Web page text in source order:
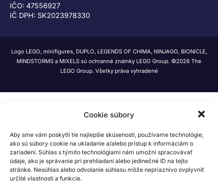
Cookie súbory
Aby sme vám poskytli tie najlepšie skúsenosti, používame technológie,
ako sú súbory cookie na ukladanie a/alebo prístup k informáciám o
zariadení. Súhlas s týmito technológiami nám umožní spracovávať
údaje, ako je správanie pri prehliadaní alebo jedinečné ID na tejto
stránke. Nesúhlas alebo odvolanie súhlasu môže nepriaznivo ovplyvniť
určité vlastnosti a funkcie.
IČO: 47556927
IČ DPH: SK2023978330
Logo LEGO, minifigures, DUPLO, LEGENDS OF CHIMA, NINJAGO, BIONICLE,
MINDSTORMS a MIXELS sú ochranné známky LEGO Group. ©2026 The
LEGO Group. Všetky práva vyhradené